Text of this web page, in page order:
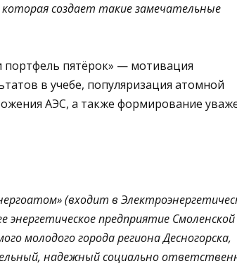
создает такие замечательные
пятёрок» — мотивация
в учебе, популяризация атомной
АЭС, а также формирование
(входит в
энергетическое предприятие Смоленской
молодого города региона Десногорска,
надежный социально